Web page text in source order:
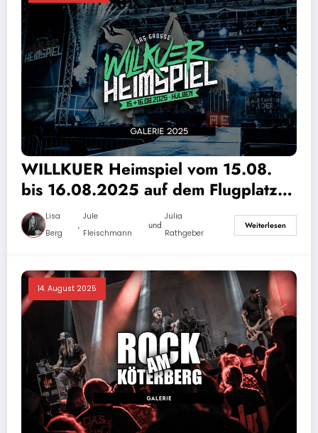
WILLKUER Heimspiel vom 15.08.
bis 16.08.2025 auf dem Flugplatz in
Hülben – Galerie
Lisa
Berg
,
Jule
Fleischmann
und
Julia
Rathgeber
Weiterlesen
14. August 2025